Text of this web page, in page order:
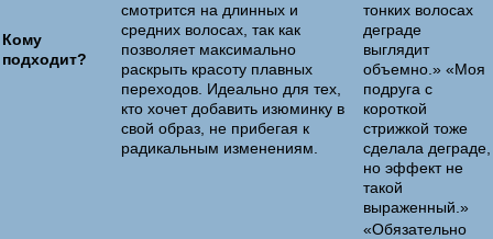
Кому
подходит?
смотрится на длинных и
средних волосах, так как
позволяет максимально
раскрыть красоту плавных
переходов. Идеально для тех,
кто хочет добавить изюминку в
свой образ, не прибегая к
радикальным изменениям.
тонких волосах
деграде
выглядит
объемно.» «Моя
подруга с
короткой
стрижкой тоже
сделала деграде,
но эффект не
такой
выраженный.»
«Обязательно